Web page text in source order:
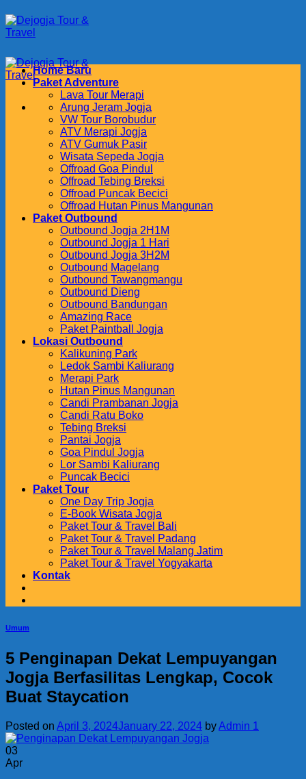
to
content
Home Baru
Paket Adventure
Lava Tour Merapi
Arung Jeram Jogja
VW Tour Borobudur
ATV Merapi Jogja
ATV Gumuk Pasir
Wisata Sepeda Jogja
Offroad Goa Pindul
Offroad Tebing Breksi
Offroad Puncak Becici
Offroad Hutan Pinus Mangunan
Paket Outbound
Outbound Jogja 2H1M
Outbound Jogja 1 Hari
Outbound Jogja 3H2M
Outbound Magelang
Outbound Tawangmangu
Outbound Dieng
Outbound Bandungan
Amazing Race
Paket Paintball Jogja
Lokasi Outbound
Kalikuning Park
Ledok Sambi Kaliurang
Merapi Park
Hutan Pinus Mangunan
Candi Prambanan Jogja
Candi Ratu Boko
Tebing Breksi
Pantai Jogja
Goa Pindul Jogja
Lor Sambi Kaliurang
Puncak Becici
Paket Tour
One Day Trip Jogja
E-Book Wisata Jogja
Paket Tour & Travel Bali
Paket Tour & Travel Padang
Paket Tour & Travel Malang Jatim
Paket Tour & Travel Yogyakarta
Kontak
Umum
5 Penginapan Dekat Lempuyangan
Jogja Berfasilitas Lengkap, Cocok
Buat Staycation
Posted on April 3, 2024January 22, 2024 byAdmin 1
03
Apr